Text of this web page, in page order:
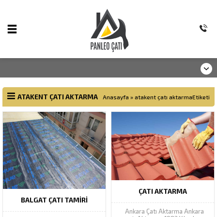
ATAKENT ÇATI AKTARMA Anasayfa » atakent çatı aktarmaEtiketi
BALGAT ÇATI TAMIRI
ÇATI AKTARMA
Ankara Çatı Aktarma Ankara